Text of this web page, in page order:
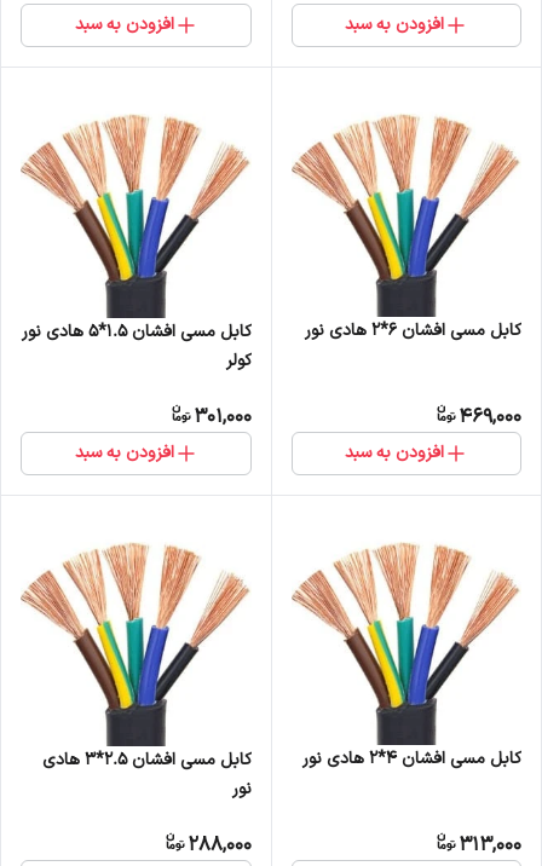
افزودن به سبد افزودن به سبد
کابل مسی افشان 6*2 هادی نور
469,000
افزودن به سبد
کابل مسی افشان 1.5*5 هادی نور
کولر
301,000
افزودن به سبد
کابل مسی افشان 4*2 هادی نور
313,000
کابل مسی افشان 2.5*3 هادی
نور
288,000